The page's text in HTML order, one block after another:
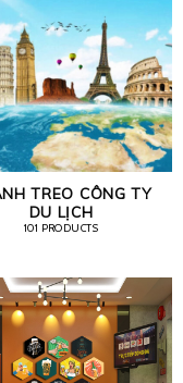
TREO CÔNG TY
DU LỊCH
101 PRODUCTS